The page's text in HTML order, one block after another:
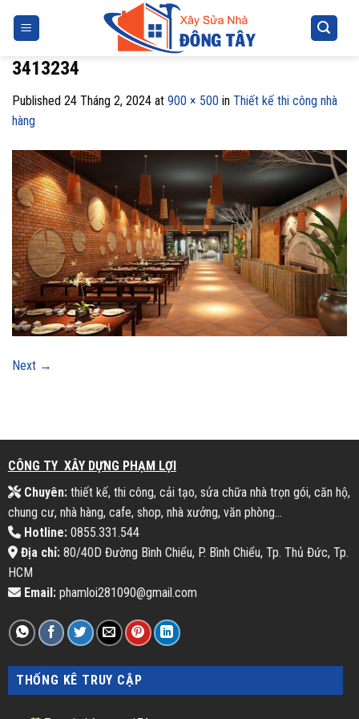
3413234
Published 24 Tháng 2, 2024 at 900 × 500 in Thiết kế thi công nhà
hàng
Next →
CÔNG TY XÂY DỰNG PHẠM LỢI
Chuyên:thiết kế, thi công, cải tạo, sửa chữa nhà trọn gói, căn hộ,
chung cư, nhà hàng, cafe, shop, nhà xưởng, văn phòng...
Hotline:0855.331.544
Địa chỉ:80/40D Đường Bình Chiểu, P. Bình Chiểu, Tp. Thủ Đức, Tp.
HCM
Email:phamloi281090@gmail.com
THỐNG KÊ TRUY CẬP